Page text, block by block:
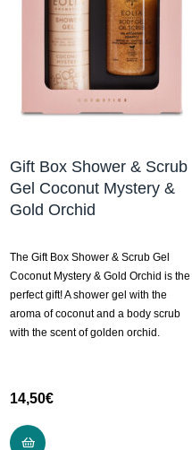
Gift Box Shower & Scrub
Gel Coconut Mystery &
Gold Orchid
The Gift Box Shower & Scrub Gel
Coconut Mystery & Gold Orchid is the
perfect gift! A shower gel with the
aroma of coconut and a body scrub
with the scent of golden orchid.
14,50€